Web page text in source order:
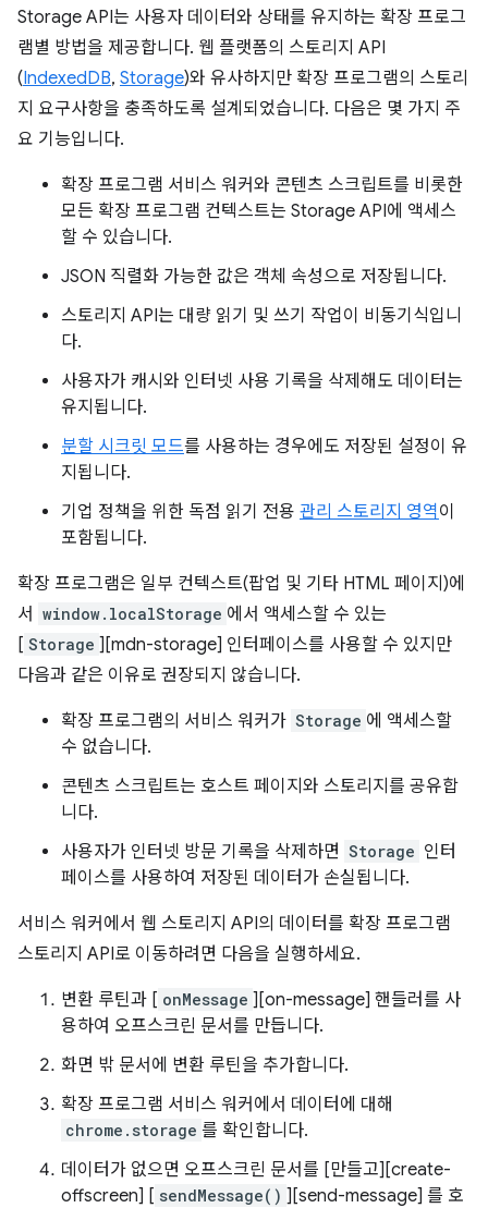
Storage API는 사용자 데이터와 상태를 유지하는 확장 프로그
램별 방법을 제공합니다. 웹 플랫폼의 스토리지 API
(IndexedDB, Storage)와 유사하지만 확장 프로그램의 스토리
지 요구사항을 충족하도록 설계되었습니다. 다음은 몇 가지 주
요 기능입니다.
확장 프로그램 서비스 워커와 콘텐츠 스크립트를 비롯한
모든 확장 프로그램 컨텍스트는 Storage API에 액세스
할 수 있습니다.
JSON 직렬화 가능한 값은 객체 속성으로 저장됩니다.
스토리지 API는 대량 읽기 및 쓰기 작업이 비동기식입니
다.
사용자가 캐시와 인터넷 사용 기록을 삭제해도 데이터는
유지됩니다.
분할 시크릿 모드를 사용하는 경우에도 저장된 설정이 유
지됩니다.
기업 정책을 위한 독점 읽기 전용 관리 스토리지 영역이
포함됩니다.
확장 프로그램은 일부 컨텍스트(팝업 및 기타 HTML 페이지)에
서 window.localStorage 에서 액세스할 수 있는
[ Storage ][mdn-storage] 인터페이스를 사용할 수 있지만
다음과 같은 이유로 권장되지 않습니다.
확장 프로그램의 서비스 워커가 Storage 에 액세스할
수 없습니다.
콘텐츠 스크립트는 호스트 페이지와 스토리지를 공유합
니다.
사용자가 인터넷 방문 기록을 삭제하면 Storage 인터
페이스를 사용하여 저장된 데이터가 손실됩니다.
서비스 워커에서 웹 스토리지 API의 데이터를 확장 프로그램
스토리지 API로 이동하려면 다음을 실행하세요.
변환 루틴과 [ onMessage ][on-message] 핸들러를 사
용하여 오프스크린 문서를 만듭니다.
화면 밖 문서에 변환 루틴을 추가합니다.
확장 프로그램 서비스 워커에서 데이터에 대해
chrome.storage 를 확인합니다.
데이터가 없으면 오프스크린 문서를 [만들고][create-
offscreen] [ sendMessage() ][send-message] 를 호